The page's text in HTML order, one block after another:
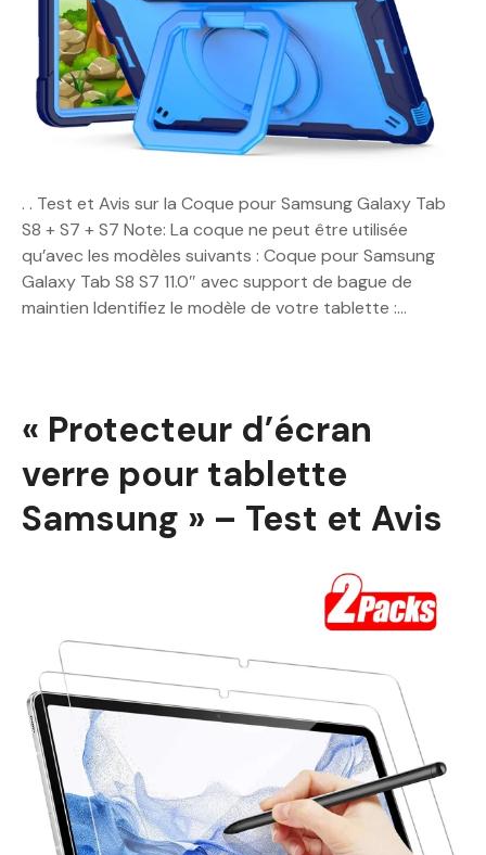
. . Test et Avis sur la Coque pour Samsung Galaxy Tab
S8 + S7 + S7 Note: La coque ne peut être utilisée
qu’avec les modèles suivants : Coque pour Samsung
Galaxy Tab S8 S7 11.0″ avec support de bague de
maintien Identifiez le modèle de votre tablette :…
« Protecteur d’écran
verre pour tablette
Samsung » – Test et Avis